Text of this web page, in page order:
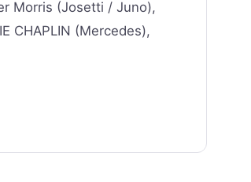
Morris (Josetti / Juno),
CHAPLIN (Mercedes),